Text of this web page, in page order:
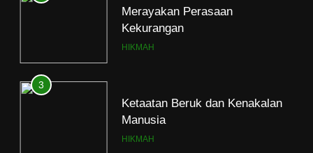
Merayakan Perasaan
Kekurangan
HIKMAH
3
Ketaatan Beruk dan Kenakalan
Manusia
HIKMAH